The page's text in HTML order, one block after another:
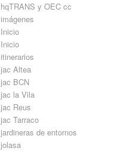
hqTRANS y OEC cc
imágenes
Inicio
Inicio
itinerarios
jac Altea
jac BCN
jac la Vila
jac Reus
jac Tarraco
jardineras de entornos
jolasa